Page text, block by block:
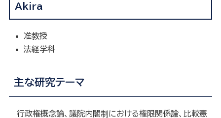
Akira
准教授
法経学科
主な研究テーマ
行政権概念論、議院内閣制における権限関係論、比較憲